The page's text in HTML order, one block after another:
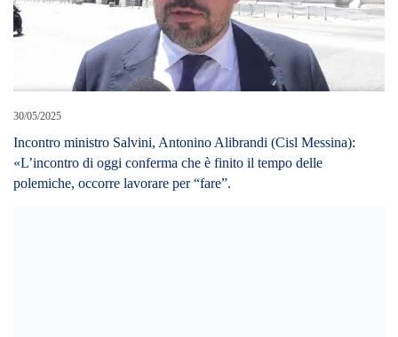
30/05/2025
Incontro ministro Salvini, Antonino Alibrandi (Cisl Messina):
«L’incontro di oggi conferma che è finito il tempo delle
polemiche, occorre lavorare per “fare”.